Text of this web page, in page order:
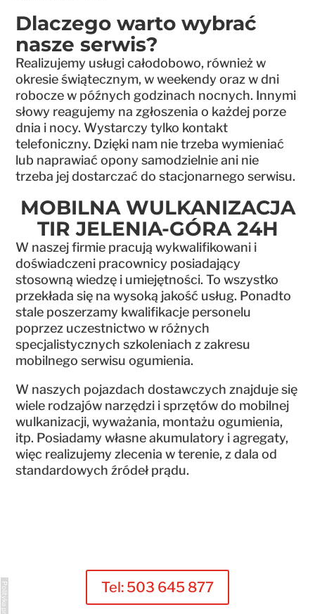
Dlaczego warto wybrać
nasze serwis?
Realizujemy usługi całodobowo, również w
okresie świątecznym, w weekendy oraz w dni
robocze w późnych godzinach nocnych. Innymi
słowy reagujemy na zgłoszenia o każdej porze
dnia i nocy. Wystarczy tylko kontakt
telefoniczny. Dzięki nam nie trzeba wymieniać
lub naprawiać opony samodzielnie ani nie
trzeba jej dostarczać do stacjonarnego serwisu.
MOBILNA WULKANIZACJA
TIR JELENIA-GÓRA 24H
W naszej firmie pracują wykwalifikowani i
doświadczeni pracownicy posiadający
stosowną wiedzę i umiejętności. To wszystko
przekłada się na wysoką jakość usług. Ponadto
stale poszerzamy kwalifikacje personelu
poprzez uczestnictwo w różnych
specjalistycznych szkoleniach z zakresu
mobilnego serwisu ogumienia.
W naszych pojazdach dostawczych znajduje się
wiele rodzajów narzędzi i sprzętów do mobilnej
wulkanizacji, wyważania, montażu ogumienia,
itp. Posiadamy własne akumulatory i agregaty,
więc realizujemy zlecenia w terenie, z dala od
standardowych źródeł prądu.
Tel: 503 645 877